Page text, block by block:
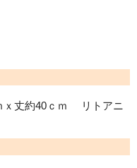
約40ｃｍ リトアニ